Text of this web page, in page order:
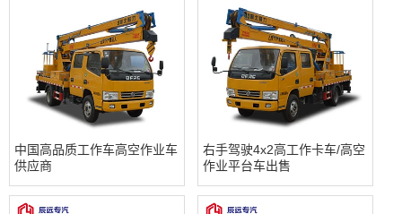
中国高品质工作车高空作业车
供应商
右手驾驶4x2高工作卡车/高空
作业平台车出售